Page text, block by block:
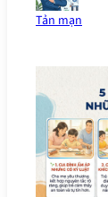
Tản mạn